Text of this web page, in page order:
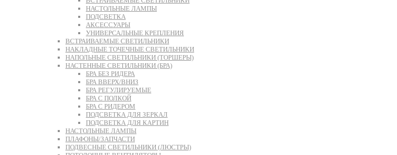
НАСТОЛЬНЫЕ ЛАМПЫ
ПОДСВЕТКА
АКСЕССУАРЫ
УНИВЕРСАЛЬНЫЕ КРЕПЛЕНИЯ
ВСТРАИВАЕМЫЕ СВЕТИЛЬНИКИ
НАКЛАДНЫЕ ТОЧЕЧНЫЕ СВЕТИЛЬНИКИ
НАПОЛЬНЫЕ СВЕТИЛЬНИКИ (ТОРШЕРЫ)
НАСТЕННЫЕ СВЕТИЛЬНИКИ (БРА)
БРА БЕЗ РИДЕРА
БРА ВВЕРХ/ВНИЗ
БРА РЕГУЛИРУЕМЫЕ
БРА С ПОЛКОЙ
БРА С РИДЕРОМ
ПОДСВЕТКА ДЛЯ ЗЕРКАЛ
ПОДСВЕТКА ДЛЯ КАРТИН
НАСТОЛЬНЫЕ ЛАМПЫ
ПЛАФОНЫ/ЗАПЧАСТИ
ПОДВЕСНЫЕ СВЕТИЛЬНИКИ (ЛЮСТРЫ)